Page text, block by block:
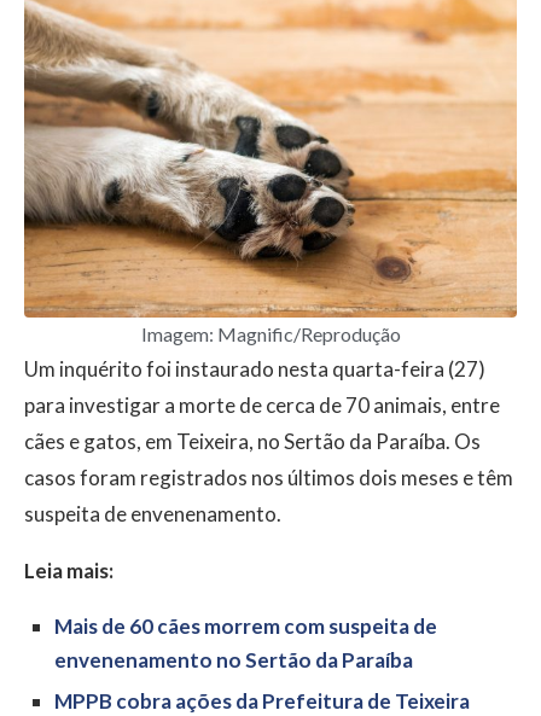
Imagem: Magnific/Reprodução
Um inquérito foi instaurado nesta quarta-feira (27)
para investigar a morte de cerca de 70 animais, entre
cães e gatos, em Teixeira, no Sertão da Paraíba. Os
casos foram registrados nos últimos dois meses e têm
suspeita de envenenamento.
Leia mais:
Mais de 60 cães morrem com suspeita de
envenenamento no Sertão da Paraíba
MPPB cobra ações da Prefeitura de Teixeira